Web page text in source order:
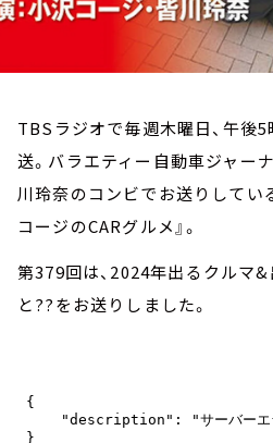
TBSラジオで毎週木曜日、午後
送。バラエティー自動車ジャー
川玲奈のコンビでお送りして
コージのCARグルメ』。
第379回は、2024年出るクルマ
と??をお送りしました。